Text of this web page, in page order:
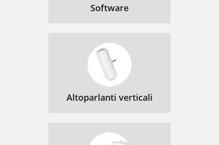
Software
Altoparlanti verticali